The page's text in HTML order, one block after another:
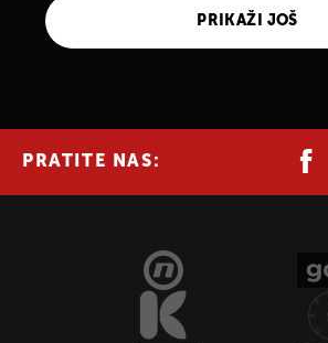
PRIKAŽI JOŠ
PRATITE NAS: